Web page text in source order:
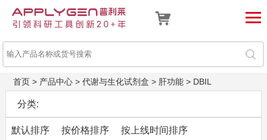
首页> 产品中心> 代谢与生化试剂盒 > 肝功能> DBIL
分类:
默认排序 按价格排序 按上线时间排序